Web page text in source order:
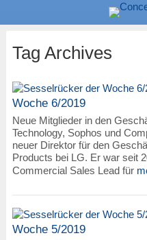
Tag Archives
Woche 6/2019
Neue Mitglieder in den
Technology, Sophos und
neuer Direktor für den
Products bei LG. Er war seit
Commercial Sales Lead für
Woche 5/2019